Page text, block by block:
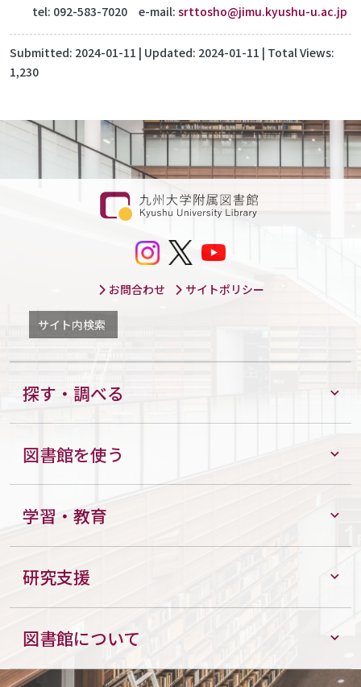
tel: 092-583-7020 e-mail: srttosho@jimu.kyushu-u.ac.jp
Submitted: 2024-01-11 | Updated: 2024-01-11 | Total Views:
1,230
お問合わせ サイトポリシー
サイト内検索
探す・調べる
図書館を使う
学習・教育
研究支援
図書館について